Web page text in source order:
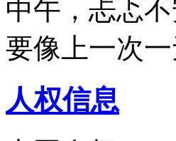
中午，忐忑
要像上一次
人权信息